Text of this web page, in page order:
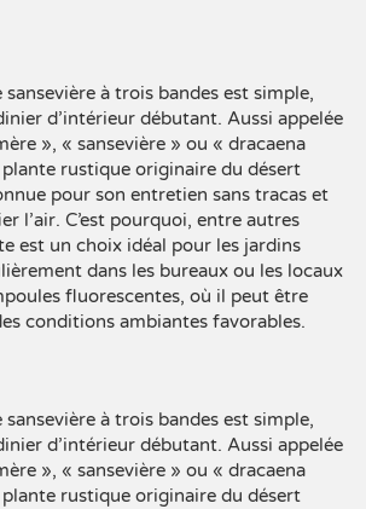
sansevière à trois bandes est simple,
d’intérieur débutant. Aussi appelée
», « sansevière » ou « dracaena
rustique originaire du désert
pour son entretien sans tracas et
l’air. C’est pourquoi, entre autres
est un choix idéal pour les jardins
dans les bureaux ou les locaux
fluorescentes, où il peut être
conditions ambiantes favorables.
sansevière à trois bandes est simple,
d’intérieur débutant. Aussi appelée
», « sansevière » ou « dracaena
rustique originaire du désert